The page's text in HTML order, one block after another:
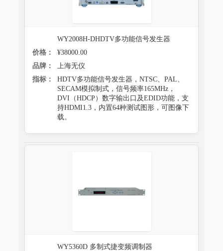
WY2008H-DHDTV多功能信号发生器
价格：
¥38000.00
品牌：
上海无仪
指标：
HDTV多功能信号发生器，NTSC、PAL、
SECAM模拟制式，信号频率165MHz，
DVI（HDCP）数字输出口及EDID功能，支
持HDMI1.3，内置64种测试图形，可图像下
载。
WY5360D 多制式捷变频调制器